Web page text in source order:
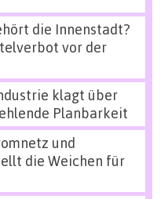
die Innenstadt?
vor der
klagt über
Planbarkeit
und
die Weichen für